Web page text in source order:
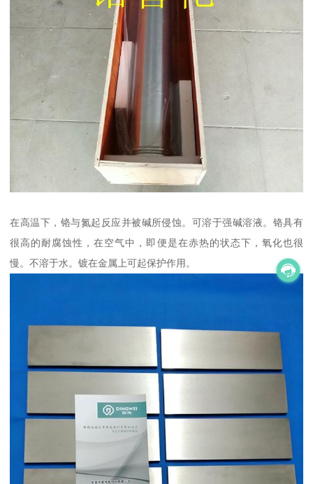
在高温下，铬与氮起反应并被碱所侵蚀。可溶于强碱溶液。铬具有
很高的耐腐蚀性，在空气中，即便是在赤热的状态下，氧化也很
慢。不溶于水。镀在金属上可起保护作用。